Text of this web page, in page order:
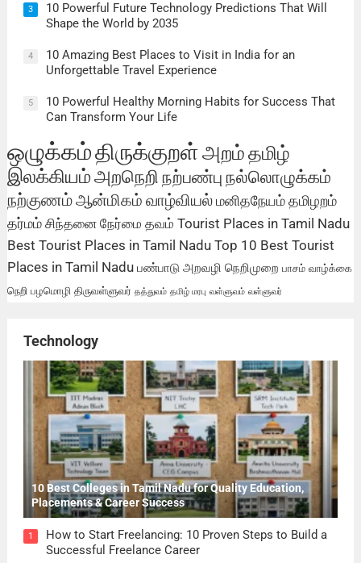
3
10 Powerful Future Technology Predictions That Will
Shape the World by 2035
4
10 Amazing Best Places to Visit in India for an
Unforgettable Travel Experience
5
10 Powerful Healthy Morning Habits for Success That
Can Transform Your Life
ஒழுக்கம்திருக்குறள்அறம்தமிழ்
இலக்கியம்அறநெறி நற்பண்பு நல்லொழுக்கம்
நற்குணம்ஆன்மிகம் வாழ்வியல்மனிதநேயம்தமிழறம்
தர்மம் சிந்தனை நேர்மை தவம் Tourist Places in Tamil Nadu
Best Tourist Places in Tamil Nadu Top 10 Best Tourist
Places in Tamil Nadu பண்பாடு அறவழி நெறிமுறை பாசம் வாழ்க்கை
நெறி பழமொழி திருவள்ளுவர் தத்துவம் தமிழ் மரபு வள்ளுவம் வள்ளுவர்
Technology
10 Best Colleges in Tamil Nadu for Quality Education,
Placements & Career Success
1
How to Start Freelancing: 10 Proven Steps to Build a
Successful Freelance Career